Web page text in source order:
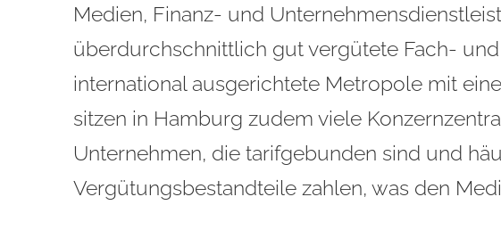
Medien, Finanz- und
überdurchschnittlich gut vergütete Fach-
international ausgerichtete Metropole mit
sitzen in Hamburg zudem viele
Unternehmen, die tarifgebunden sind und
Vergütungsbestandteile zahlen, was den